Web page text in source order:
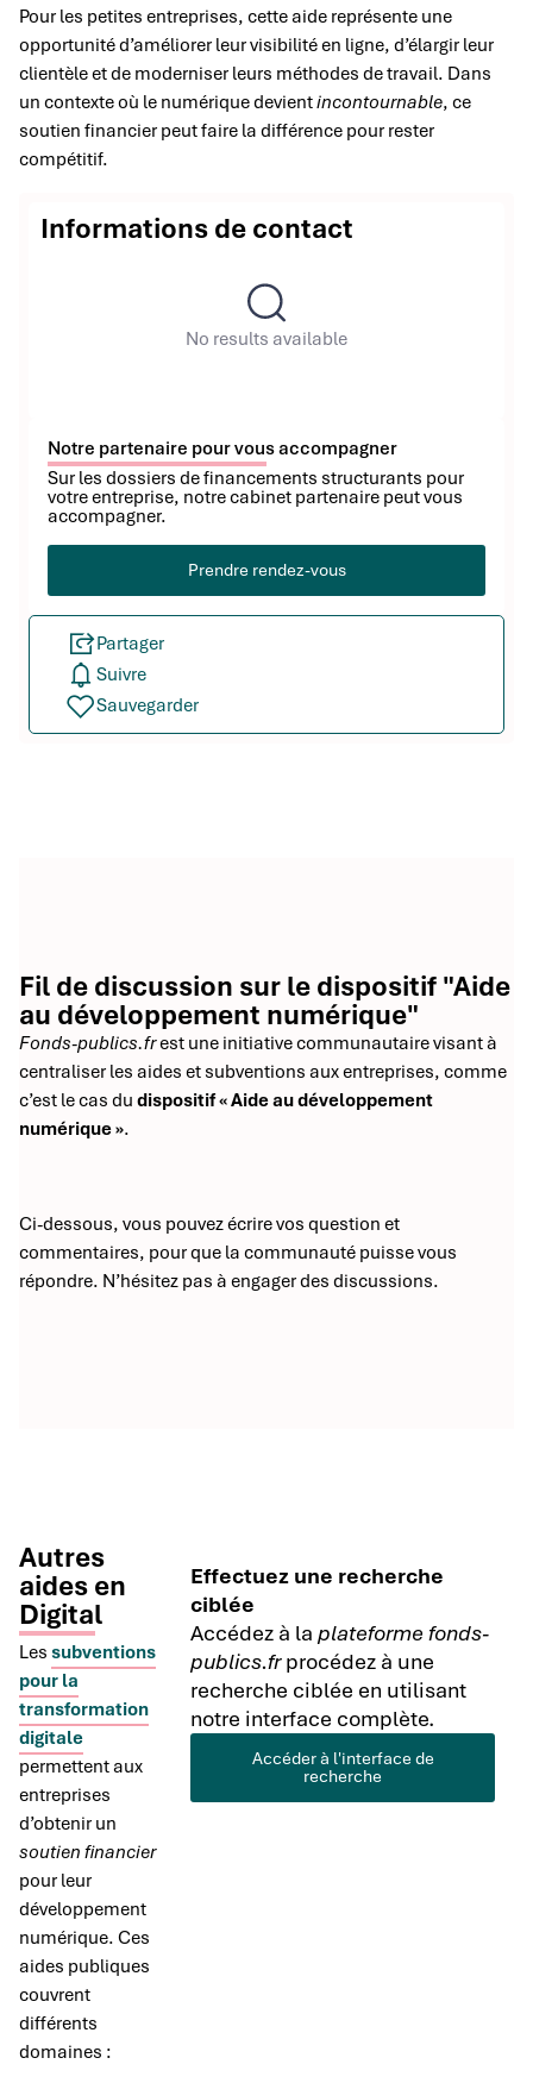
Pour les petites entreprises, cette aide représente une
opportunité d’améliorer leur visibilité en ligne, d’élargir leur
clientèle et de moderniser leurs méthodes de travail. Dans
un contexte où le numérique devientincontournable, ce
soutien financier peut faire la différence pour rester
compétitif.
Informations de contact
No results available
Notre partenaire pour vous accompagner
Sur les dossiers de financements structurants pour
votre entreprise, notre cabinet partenaire peut vous
accompagner.
Prendre rendez-vous
Partager
Suivre
Sauvegarder
Fil de discussion sur le dispositif "Aide
au développement numérique"
Fonds-publics.frest une initiative communautaire visant à
centraliser les aides et subventions aux entreprises, comme
c’est le cas du dispositif « Aide au développement
numérique ».
Ci-dessous, vous pouvez écrire vos question et
commentaires, pour que la communauté puisse vous
répondre. N’hésitez pas à engager des discussions.
Autres
aides en
Digital
Les subventions
pour la
transformation
digitale
permettent aux
entreprises
d’obtenir un
soutien financier
pour leur
développement
numérique. Ces
aides publiques
couvrent
différents
domaines :
Effectuez une recherche
ciblée
Accédez à laplateforme fonds-
publics.frprocédez à une
recherche ciblée en utilisant
notre interface complète.
Accéder à l'interface de
recherche